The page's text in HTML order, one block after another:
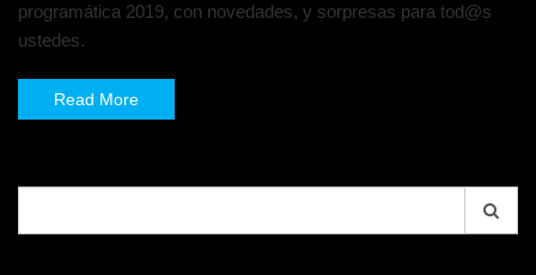
programática 2019, con novedades, y sorpresas para tod@s
ustedes.
Read More
for: